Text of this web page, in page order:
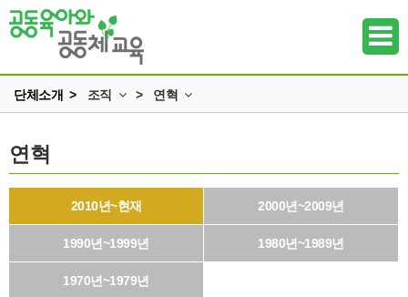
하위메뉴
단체소개 > 조직 >
조직
각종신청
찾아오시는 길
연혁
부설/위탁기관
연혁
2010년~현재 2000년~2009년
1990년~1999년 1980년~1989년
1970년~1979년